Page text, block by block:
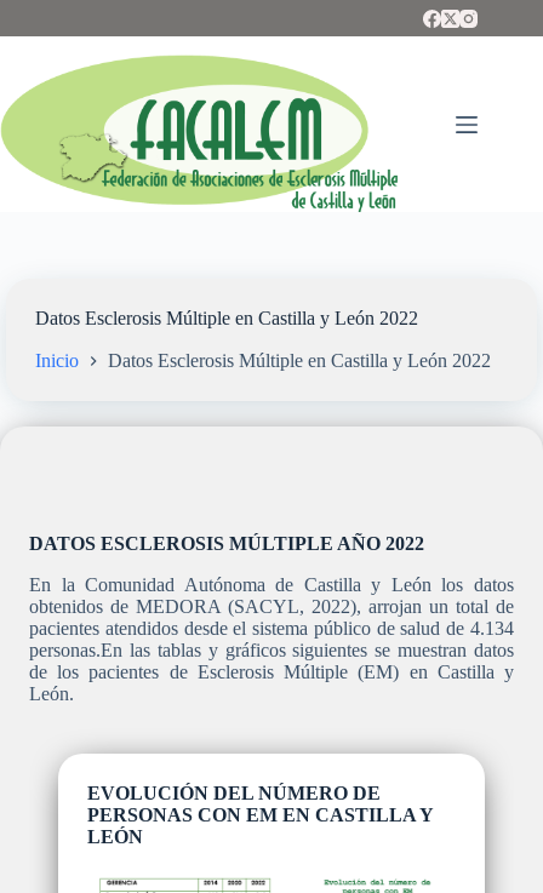
Datos Esclerosis Múltiple en Castilla y León 2022
Inicio Datos Esclerosis Múltiple en Castilla y León 2022
DATOS ESCLEROSIS MÚLTIPLE AÑO 2022
En la Comunidad Autónoma de Castilla y León los datos
obtenidos de MEDORA (SACYL, 2022), arrojan un total de
pacientes atendidos desde el sistema público de salud de 4.134
personas.En las tablas y gráficos siguientes se muestran datos
de los pacientes de Esclerosis Múltiple (EM) en Castilla y
León.
EVOLUCIÓN DEL NÚMERO DE
PERSONAS CON EM EN CASTILLA Y
LEÓN